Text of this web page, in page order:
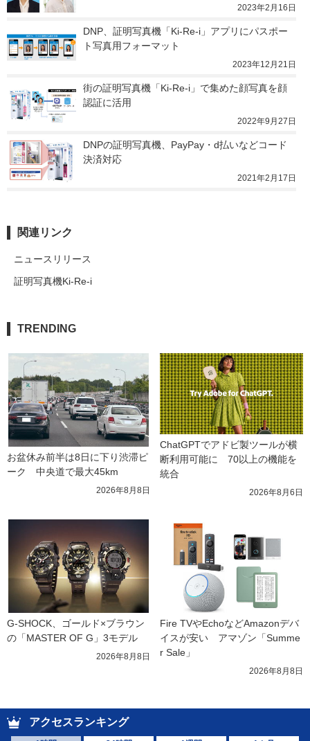
2023年2月16日
DNP、証明写真機「Ki-Re-i」アプリにパスポー
ト写真用フォーマット
2023年12月21日
街の証明写真機「Ki-Re-i」で集めた顔写真を顔
認証に活用
2022年9月27日
DNPの証明写真機、PayPay・d払いなどコード
決済対応
2021年2月17日
関連リンク
ニュースリリース
証明写真機Ki-Re-i
TRENDING
お盆休み前半は8日に下り渋滞ピ
ーク　中央道で最大45km
2026年8月8日
ChatGPTでアドビ製ツールが横
断利用可能に　70以上の機能を
統合
2026年8月6日
G-SHOCK、ゴールド×ブラウン
の「MASTER OF G」3モデル
2026年8月8日
Fire TVやEchoなどAmazonデバ
イスが安い　アマゾン「Summe
r Sale」
2026年8月8日
アクセスランキング